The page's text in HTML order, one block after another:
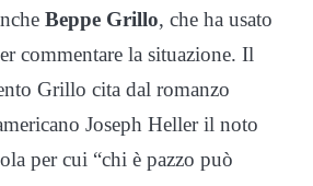
Beppe Grillo, che ha usato
commentare la situazione. Il
Grillo cita dal romanzo
Joseph Heller il noto
per cui “chi è pazzo può